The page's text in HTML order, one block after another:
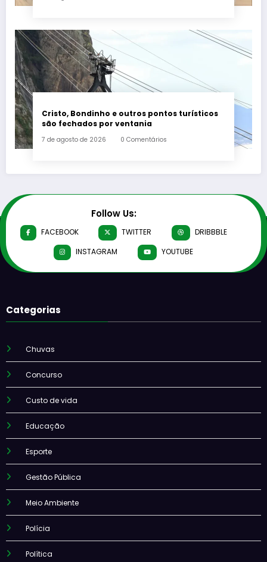
Cristo, Bondinho e outros pontos turísticos
são fechados por ventania
7 de agosto de 2026 0 Comentários
Follow Us:
FACEBOOK TWITTER
DRIBBBLE
INSTAGRAM
YOUTUBE
Categorias
Chuvas
Concurso
Custo de vida
Educação
Esporte
Gestão Pública
Meio Ambiente
Polícia
Política